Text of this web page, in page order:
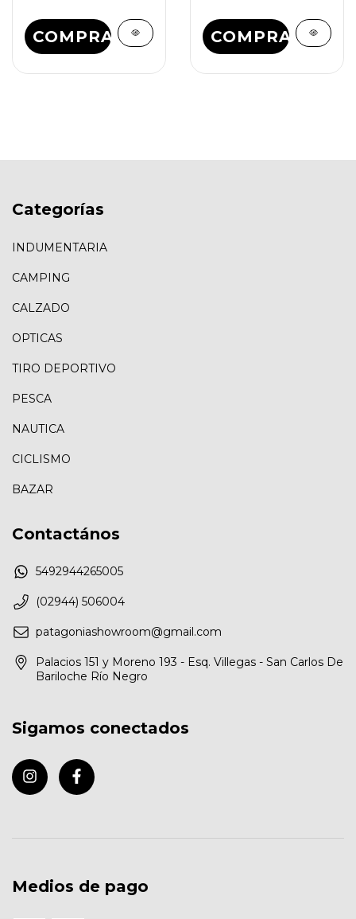
COMPRAR COMPRAR
Categorías
INDUMENTARIA
CAMPING
CALZADO
OPTICAS
TIRO DEPORTIVO
PESCA
NAUTICA
CICLISMO
BAZAR
Contactános
5492944265005
(02944) 506004
patagoniashowroom@gmail.com
Palacios 151 y Moreno 193 - Esq. Villegas - San Carlos De
Bariloche Río Negro
Sigamos conectados
Medios de pago